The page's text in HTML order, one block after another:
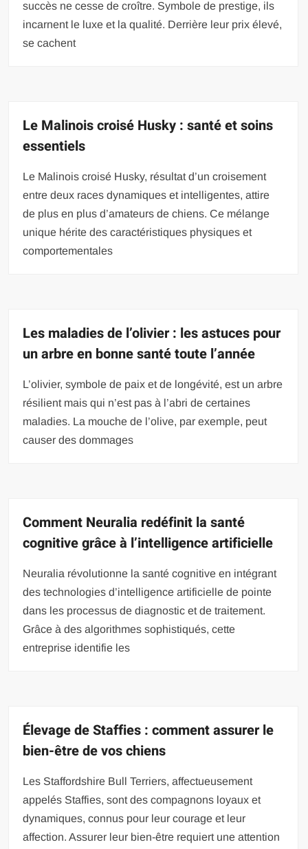
succès ne cesse de croître. Symbole de prestige, ils
incarnent le luxe et la qualité. Derrière leur prix élevé,
se cachent
Le Malinois croisé Husky : santé et soins
essentiels
Le Malinois croisé Husky, résultat d’un croisement
entre deux races dynamiques et intelligentes, attire
de plus en plus d’amateurs de chiens. Ce mélange
unique hérite des caractéristiques physiques et
comportementales
Les maladies de l’olivier : les astuces pour
un arbre en bonne santé toute l’année
L’olivier, symbole de paix et de longévité, est un arbre
résilient mais qui n’est pas à l’abri de certaines
maladies. La mouche de l’olive, par exemple, peut
causer des dommages
Comment Neuralia redéfinit la santé
cognitive grâce à l’intelligence artificielle
Neuralia révolutionne la santé cognitive en intégrant
des technologies d’intelligence artificielle de pointe
dans les processus de diagnostic et de traitement.
Grâce à des algorithmes sophistiqués, cette
entreprise identifie les
Élevage de Staffies : comment assurer le
bien-être de vos chiens
Les Staffordshire Bull Terriers, affectueusement
appelés Staffies, sont des compagnons loyaux et
dynamiques, connus pour leur courage et leur
affection. Assurer leur bien-être requiert une attention